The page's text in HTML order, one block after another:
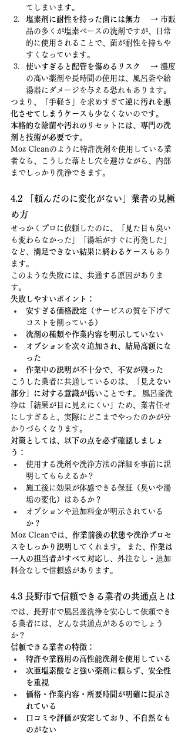
てしまいます。
塩素剤に耐性を持った菌には無力 → 市販
品の多くが塩素ベースの洗剤ですが、日常
的に使用されることで、菌が耐性を持ちや
すくなっています。
使いすぎると配管を傷めるリスク
→ 濃度
の高い薬剤や長時間の使用は、風呂釜や給
湯器にダメージを与える恐れもあります。
つまり、「手軽さ」を求めすぎて逆に汚れを悪
化させてしまうケース も少なくないのです。
本格的な除菌や汚れのリセットには、専門の洗
剤と技術が必要です。
Moz Cleanのように特許洗剤を使用している業
者なら、こうした落とし穴を避けながら、内部
までしっかり洗浄できます。
4.2 「頼んだのに変化がない」業者の見極
め方
せっかくプロに依頼したのに、「見た目も臭い
も変わらなかった」「湯垢がすぐに再発した」
など、 満足できない結果に終わるケース もあり
ます。
このような失敗には、共通する原因がありま
す。
失敗しやすいポイント：
安すぎる価格設定 （サービスの質を下げて
コストを削っている）
洗剤の種類や作業内容を明示していない
オプションを次々追加され、結局高額にな
った
作業中の説明が不十分で、不安が残った
こうした業者に共通しているのは、
「見えない
部分」に対する意識が低いこと です。 風呂釜洗
浄は「結果が目に見えにくい」ため、業者任せ
にしすぎると、実際にどこまでやったのかが分
かりづらくなります。
対策としては、以下の点を必ず確認しましょ
う：
使用する洗剤や洗浄方法の詳細を事前に説
明してもらえるか？
施工後に効果が体感できる保証（臭いや湯
垢の変化）はあるか？
オプションや追加料金が明示されている
か？
Moz Cleanでは、 作業前後の状態や洗浄プロセ
スをしっかり説明 してくれます。 また、 作業は
一人の担当者がすべて対応 し、外注なし・追加
料金なしで信頼感があります。
4.3 長野市で信頼できる業者の共通点とは
では、長野市で風呂釜洗浄を安心して依頼でき
る業者には、どんな共通点があるのでしょう
か？
信頼できる業者の特徴：
特許や業務用の高性能洗剤を使用している
次亜塩素酸など強い薬剤に頼らず、安全性
を重視
価格・作業内容・所要時間が明確に提示さ
れている
口コミや評価が安定しており、不自然なも
のがない